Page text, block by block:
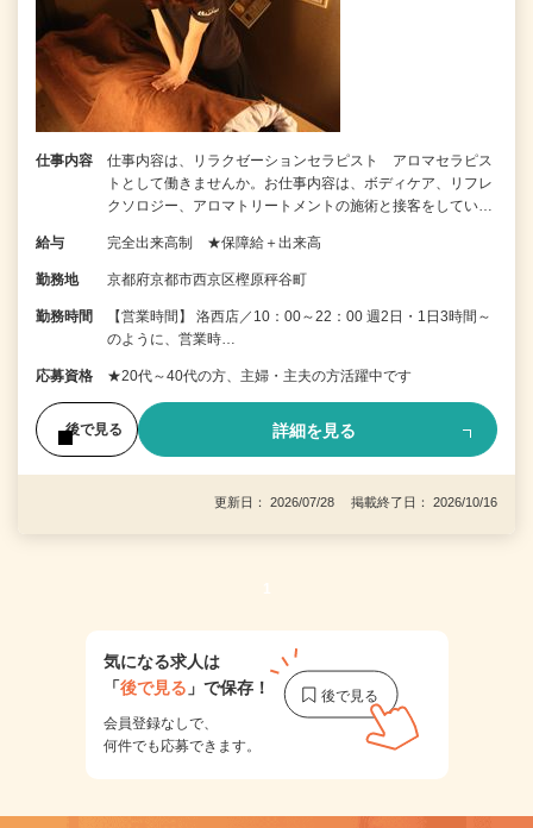
仕事内容
仕事内容は、リラクゼーションセラピスト アロマセラピス
トとして働きませんか。お仕事内容は、ボディケア、リフレ
クソロジー、アロマトリートメントの施術と接客をしてい…
給与 完全出来高制 ★保障給＋出来高
勤務地 京都府京都市西京区樫原秤谷町
勤務時間
【営業時間】 洛西店／10：00～22：00 週2日・1日3時間～
のように、営業時…
応募資格 ★20代～40代の方、主婦・主夫の方活躍中です
後で見る 詳細を見る
更新日： 2026/07/28 掲載終了日： 2026/10/16
1
気になる求人は
「後で見る 」で保存！
会員登録なしで、
何件でも応募できます。